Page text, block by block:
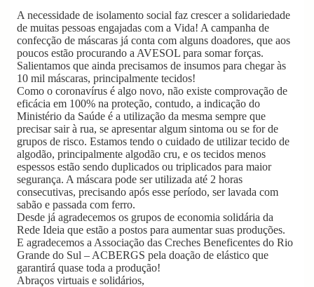
A necessidade de isolamento social faz crescer a solidariedade
de muitas pessoas engajadas com a Vida! A campanha de
confecção de máscaras já conta com alguns doadores, que aos
poucos estão procurando a AVESOL para somar forças.
Salientamos que ainda precisamos de insumos para chegar às
10 mil máscaras, principalmente tecidos!
Como o coronavírus é algo novo, não existe comprovação de
eficácia em 100% na proteção, contudo, a indicação do
Ministério da Saúde é a utilização da mesma sempre que
precisar sair à rua, se apresentar algum sintoma ou se for de
grupos de risco. Estamos tendo o cuidado de utilizar tecido de
algodão, principalmente algodão cru, e os tecidos menos
espessos estão sendo duplicados ou triplicados para maior
segurança. A máscara pode ser utilizada até 2 horas
consecutivas, precisando após esse período, ser lavada com
sabão e passada com ferro.
Desde já agradecemos os grupos de economia solidária da
Rede Ideia que estão a postos para aumentar suas produções.
E agradecemos a Associação das Creches Beneficentes do Rio
Grande do Sul – ACBERGS pela doação de elástico que
garantirá quase toda a produção!
Abraços virtuais e solidários,